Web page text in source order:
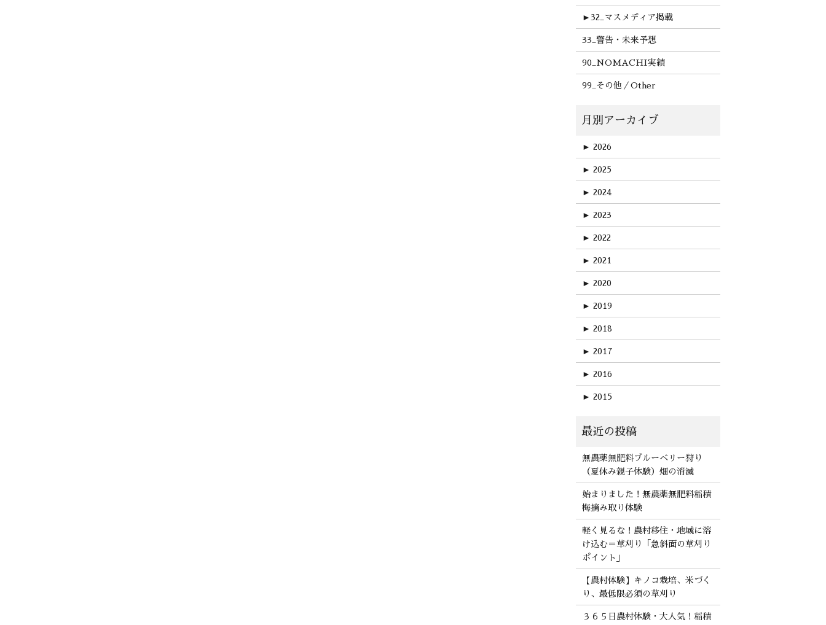
► 32_マスメディア掲載
33_警告・未来予想
90_NOMACHI実績
99_その他／Other
► 2026
► 2025
► 2024
► 2023
► 2022
► 2021
► 2020
► 2019
► 2018
► 2017
► 2016
► 2015
無農薬無肥料ブルーベリー狩り
（夏休み親子体験）畑の消滅
始まりました！無農薬無肥料稲積
梅摘み取り体験
軽く見るな！農村移住・地域に溶
け込む＝草刈り「急斜面の草刈り
ポイント」
【農村体験】キノコ栽培、米づく
り、最低限必須の草刈り
３６５日農村体験・大人気！稲積